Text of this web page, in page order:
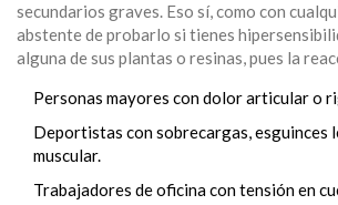
secundarios graves. Eso sí, como con
abstente de probarlo si tienes
alguna de sus plantas o resinas, pues la
Personas mayores con dolor articular o
Deportistas con sobrecargas, esguinces
muscular.
Trabajadores de oficina con tensión en